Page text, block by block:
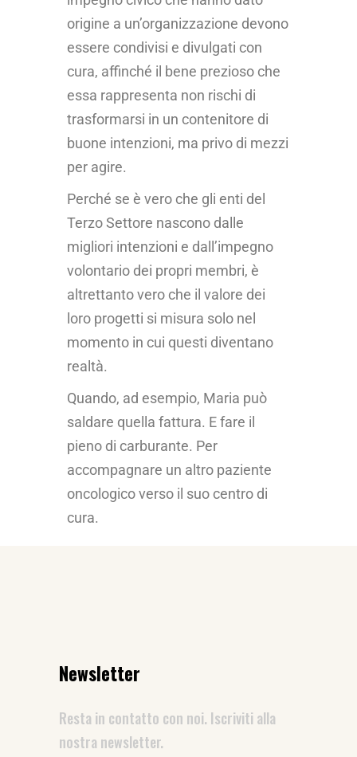
origine a un’organizzazione devono
essere condivisi e divulgati con
cura, affinché il bene prezioso che
essa rappresenta non rischi di
trasformarsi in un contenitore di
buone intenzioni, ma privo di mezzi
per agire.
Perché se è vero che gli enti del
Terzo Settore nascono dalle
migliori intenzioni e dall’impegno
volontario dei propri membri, è
altrettanto vero che il valore dei
loro progetti si misura solo nel
momento in cui questi diventano
realtà.
Quando, ad esempio, Maria può
saldare quella fattura. E fare il
pieno di carburante. Per
accompagnare un altro paziente
oncologico verso il suo centro di
cura.
Newsletter
Resta in contatto con noi. Iscriviti alla
nostra newsletter.